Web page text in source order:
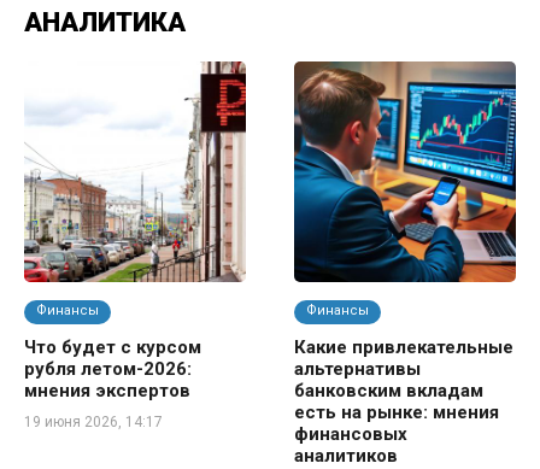
АНАЛИТИКА
Финансы
Что будет с курсом
рубля летом-2026:
мнения экспертов
19 июня 2026, 14:17
Финансы
Какие привлекательные
альтернативы
банковским вкладам
есть на рынке: мнения
финансовых
аналитиков